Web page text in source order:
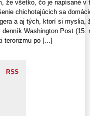
že všetko, čo je napísané
chichotajúcich sa
a aj tých, ktorí si
Washington Post (15.
terorizmu po [...]
RSS